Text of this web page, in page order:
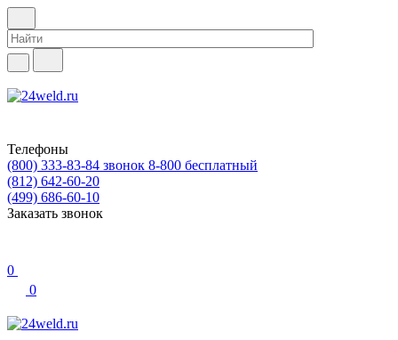
Телефоны
(800) 333-83-84 звонок 8-800 бесплатный
(812) 642-60-20
(499) 686-60-10
Заказать звонок
0
0